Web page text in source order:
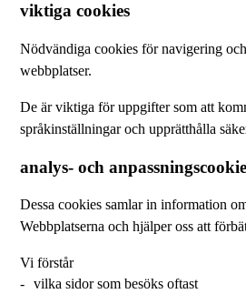
viktiga cookies
Nödvändiga cookies för navigering
webbplatser.
De är viktiga för uppgifter som att
språkinställningar och upprätthålla
analys- och
Dessa cookies samlar in information
Webbplatserna och hjälper oss att
Vi förstår
vilka sidor som besöks oftast